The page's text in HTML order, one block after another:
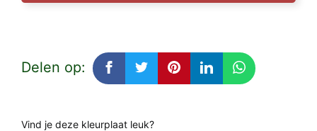
Delen op:
Vind je deze kleurplaat leuk?